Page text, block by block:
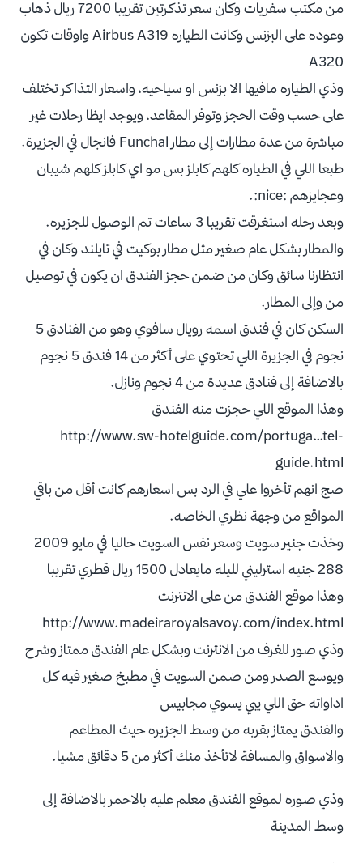
من مكتب سفريات وكان سعر تذكرتين تقريبا 7200 ريال ذهاب
وعوده على البزنس وكانت الطياره Airbus A319 واوقات تكون
A320
وذي الطياره مافيها الا بزنس او سياحيه، واسعار التذاكر تختلف
على حسب وقت الحجز وتوفر المقاعد، ويوجد ايظا رحلات غير
مباشرة من عدة مطارات إلى مطار Funchal فانجال في الجزيرة.
طبعا اللي في الطياره كلهم كابلز بس مو اي كابلز كلهم شيبان
وعجايزهم :nice:.
وبعد رحله استغرقت تقريبا 3 ساعات تم الوصول للجزيره.
والمطار بشكل عام صغير مثل مطار بوكيت في تايلند وكان في
انتظارنا سائق وكان من ضمن حجز الفندق ان يكون في توصيل
من وإلى المطار.
السكن كان في فندق اسمه رويال سافوي وهو من الفنادق 5
نجوم في الجزيرة اللي تحتوي على أكثر من 14 فندق 5 نجوم
بالاضافة إلى فنادق عديدة من 4 نجوم ونازل.
وهذا الموقع اللي حجزت منه الفندق
http://www.sw-hotelguide.com/portuga…tel-
guide.html
صج انهم تأخروا علي في الرد بس اسعارهم كانت أقل من باقي
المواقع من وجهة نظري الخاصه.
وخذت جنير سويت وسعر نفس السويت حاليا في مايو 2009
288 جنيه استرليني لليله مايعادل 1500 ريال قطري تقريبا
وهذا موقع الفندق من على الانترنت
http://www.madeiraroyalsavoy.com/index.html
وذي صور للغرف من الانترنت وبشكل عام الفندق ممتاز وشرح
ويوسع الصدر ومن ضمن السويت في مطبخ صغير فيه كل
اداواته حق اللي يبي يسوي مجابيس
والفندق يمتاز بقربه من وسط الجزيره حيث المطاعم
والاسواق والمسافة لاتأخذ منك أكثر من 5 دقائق مشيا.
وذي صوره لموقع الفندق معلم عليه بالاحمر بالاضافة إلى
وسط المدينة